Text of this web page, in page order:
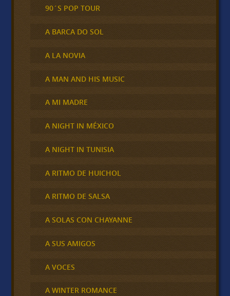
90´S POP TOUR
A BARCA DO SOL
A LA NOVIA
A MAN AND HIS MUSIC
A MI MADRE
A NIGHT IN MÉXICO
A NIGHT IN TUNISIA
A RITMO DE HUICHOL
A RITMO DE SALSA
A SOLAS CON CHAYANNE
A SUS AMIGOS
A VOCES
A WINTER ROMANCE